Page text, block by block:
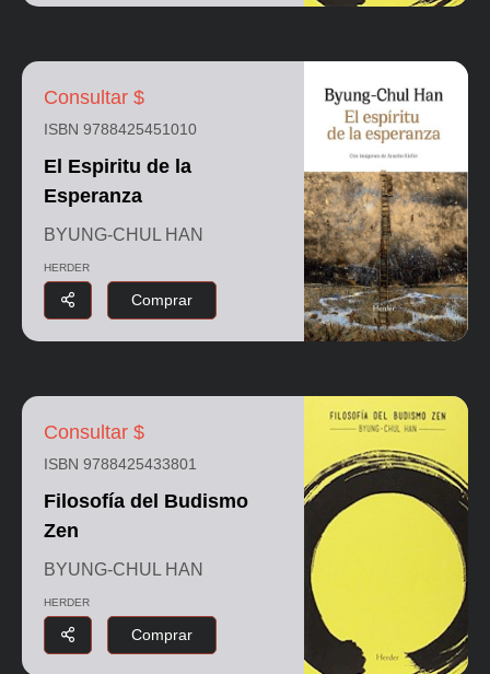
Consultar $
ISBN 9788425451010
El Espiritu de la
Esperanza
BYUNG-CHUL HAN
HERDER
Comprar
Consultar $
ISBN 9788425433801
Filosofía del Budismo
Zen
BYUNG-CHUL HAN
HERDER
Comprar